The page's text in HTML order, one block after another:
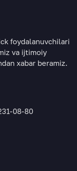
foydalanuvchilari
va ijtimoiy
xabar beramiz.
08-80